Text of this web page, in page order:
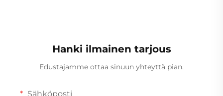
Hanki ilmainen tarjous
Edustajamme ottaa sinuun yhteyttä pian.
Sähköposti